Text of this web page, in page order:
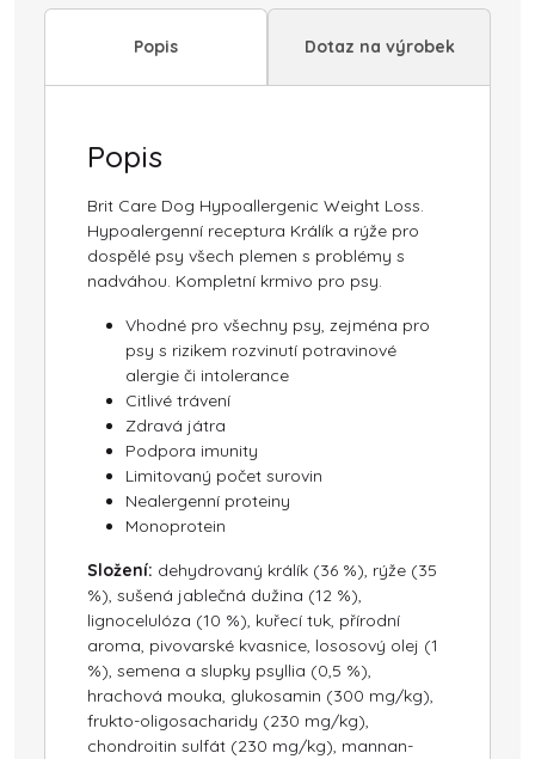
Popis Dotaz na výrobek
Popis
Brit Care Dog Hypoallergenic Weight Loss.
Hypoalergenní receptura Králík a rýže pro
dospělé psy všech plemen s problémy s
nadváhou. Kompletní krmivo pro psy.
Vhodné pro všechny psy, zejména pro
psy s rizikem rozvinutí potravinové
alergie či intolerance
Citlivé trávení
Zdravá játra
Podpora imunity
Limitovaný počet surovin
Nealergenní proteiny
Monoprotein
Složení: dehydrovaný králík (36 %), rýže (35
%), sušená jablečná dužina (12 %),
lignocelulóza (10 %), kuřecí tuk, přírodní
aroma, pivovarské kvasnice, lososový olej (1
%), semena a slupky psyllia (0,5 %),
hrachová mouka, glukosamin (300 mg/kg),
frukto-oligosacharidy (230 mg/kg),
chondroitin sulfát (230 mg/kg), mannan-